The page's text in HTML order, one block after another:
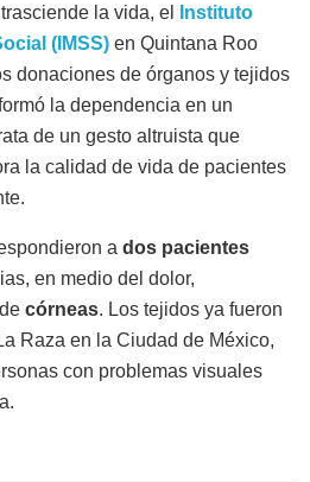
la vida, el
Instituto
(IMSS) en Quintana Roo
donaciones de órganos y tejidos
la dependencia en un
de un gesto altruista que
la calidad de vida de pacientes
a dos pacientes
en medio del dolor,
córneas. Los tejidos ya fueron
Raza en la Ciudad de México,
con problemas visuales